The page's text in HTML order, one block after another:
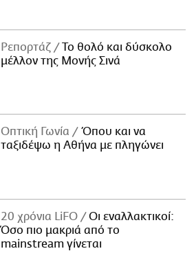
Ρεπορτάζ
Το θολό και δύσκολο
μέλλον της Μονής Σινά
Οπτική Γωνία
Όπου και να
ταξιδέψω η Αθήνα με πληγώνει
20 χρόνια LiFO
Οι εναλλακτικοί:
Όσο πιο μακριά από το
mainstream γίνεται